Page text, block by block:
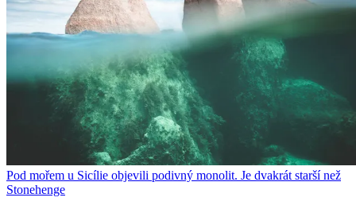
Pod mořem u Sicílie objevili podivný monolit. Je dvakrát starší než
Stonehenge